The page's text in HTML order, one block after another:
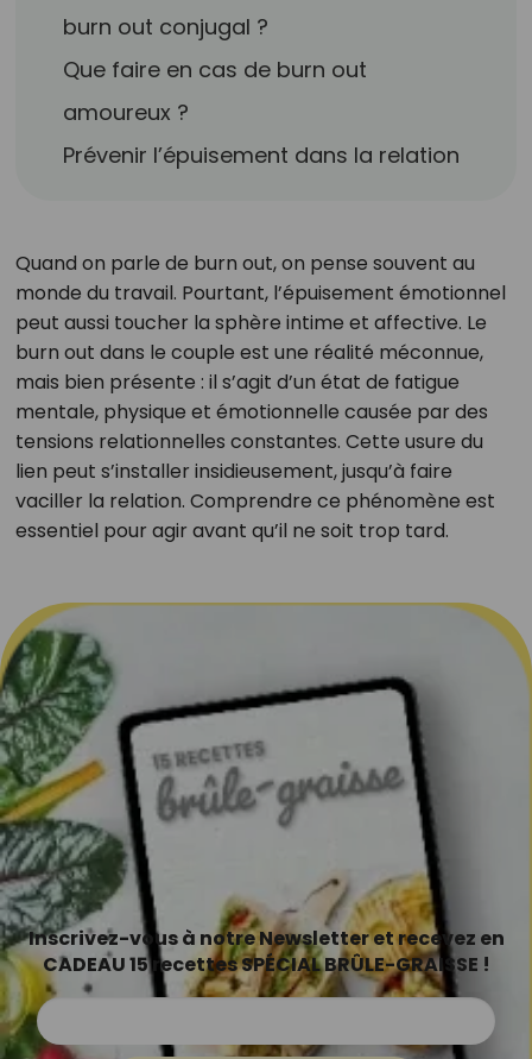
burn out conjugal ?
Que faire en cas de burn out
amoureux ?
Prévenir l’épuisement dans la relation
Quand on parle de burn out, on pense souvent au
monde du travail. Pourtant, l’épuisement émotionnel
peut aussi toucher la sphère intime et affective. Le
burn out dans le couple est une réalité méconnue,
mais bien présente : il s’agit d’un état de fatigue
mentale, physique et émotionnelle causée par des
tensions relationnelles constantes. Cette usure du
lien peut s’installer insidieusement, jusqu’à faire
vaciller la relation. Comprendre ce phénomène est
essentiel pour agir avant qu’il ne soit trop tard.
Inscrivez-vous à notre Newsletter et recevez en
CADEAU 15 recettes SPÉCIAL BRÛLE-GRAISSE !